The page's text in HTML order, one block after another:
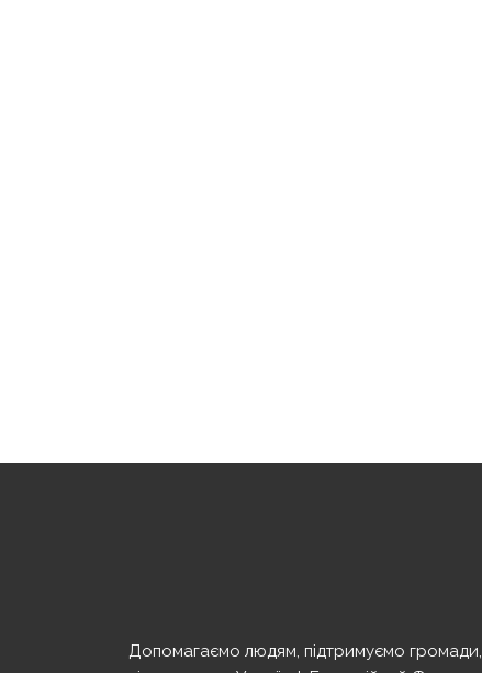
Допомагаємо людям, підтримуємо громади,